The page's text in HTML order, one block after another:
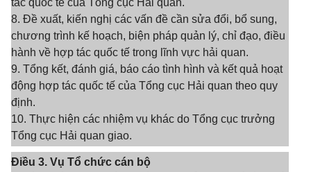
tác quốc tế của Tổng cục Hải quan.
8. Đề xuất, kiến nghị các vấn đề cần sửa đổi, bổ sung,
chương trình kế hoạch, biện pháp quản lý, chỉ đạo, điều
hành về hợp tác quốc tế trong lĩnh vực hải quan.
9. Tổng kết, đánh giá, báo cáo tình hình và kết quả hoạt
động hợp tác quốc tế của Tổng cục Hải quan theo quy
định.
10. Thực hiện các nhiệm vụ khác do Tổng cục trưởng
Tổng cục Hải quan giao.
Điều 3. Vụ Tổ chức cán bộ